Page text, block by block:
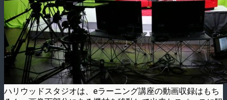
ハリウッドスタジオは、eラーニング講座の動画収録はもち